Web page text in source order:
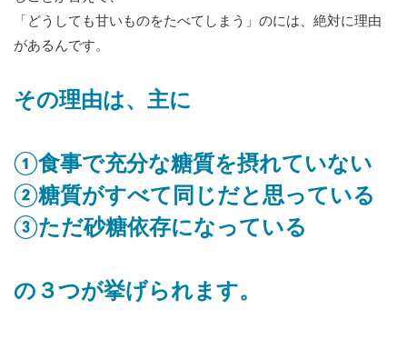
「どうしても甘いものをたべてしまう」のには、絶対に理由
があるんです。
その理由は、主に
①食事で充分な糖質を摂れていない
②糖質がすべて同じだと思っている
③ただ砂糖依存になっている
の３つが挙げられます。